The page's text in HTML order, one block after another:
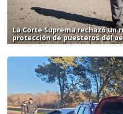
La Corte Suprema rechazó un
protección de puesteros del